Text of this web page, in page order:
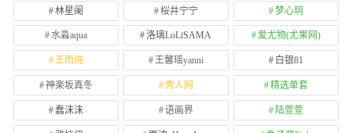
林星阑 桜井宁宁 梦心玥
水淼aqua 洛璃LoLiSAMA 爱尤物(尤果网)
王雨纯 王馨瑶yanni 白银81
神楽坂真冬 秀人网 精选单套
蠢沫沫 语画界 陆萱萱